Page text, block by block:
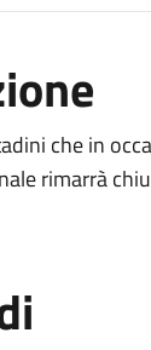
che in
rimarrà